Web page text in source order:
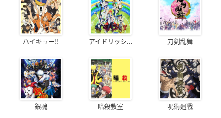
ハイキュー!! アイドリッシ... 刀剣乱舞
銀魂 暗殺教室 呪術廻戦